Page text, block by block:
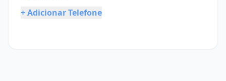
+ Adicionar Telefone